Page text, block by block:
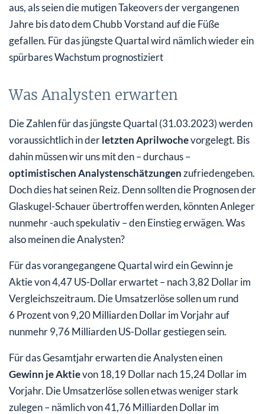
aus, als seien die mutigen Takeovers der vergangenen
Jahre bis dato dem Chubb Vorstand auf die Füße
gefallen. Für das jüngste Quartal wird nämlich wieder ein
spürbares Wachstum prognostiziert
Was Analysten erwarten
Die Zahlen für das jüngste Quartal (31.03.2023) werden
voraussichtlich in derletzten Aprilwochevorgelegt. Bis
dahin müssen wir uns mit den – durchaus –
optimistischen Analystenschätzungenzufriedengeben.
Doch dies hat seinen Reiz. Denn sollten die Prognosen der
Glaskugel-Schauer übertroffen werden, könnten Anleger
nunmehr -auch spekulativ – den Einstieg erwägen. Was
also meinen die Analysten?
Für das vorangegangene Quartal wird ein Gewinn je
Aktie von 4,47 US-Dollar erwartet – nach 3,82 Dollar im
Vergleichszeitraum. Die Umsatzerlöse sollen um rund
6 Prozent von 9,20 Milliarden Dollar im Vorjahr auf
nunmehr 9,76 Milliarden US-Dollar gestiegen sein.
Für das Gesamtjahr erwarten die Analysten einen
Gewinn je Aktievon 18,19 Dollar nach 15,24 Dollar im
Vorjahr. Die Umsatzerlöse sollen etwas weniger stark
zulegen – nämlich von 41,76 Milliarden Dollar im